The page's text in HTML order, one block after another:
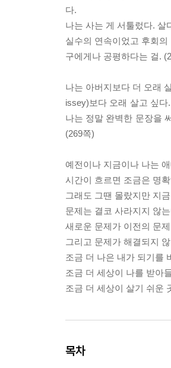
다.
나는 사는 게 서툴렀다. 살
실수의 연속이었고 후회
구에게나 공평하다는 걸.
나는 아버지보다 더 오래
issey)보다 오래 살고 싶
나는 정말 완벽한 문장을
(269쪽)
예전이나 지금이나 나는
시간이 흐르면 조금은 명
그래도 그땐 몰랐지만 지
문제는 결코 사라지지 않
새로운 문제가 이전의 문
그리고 문제가 해결되지
조금 더 나은 내가 되기를
조금 더 세상이 나를 받아
조금 더 세상이 살기 쉬운
목차